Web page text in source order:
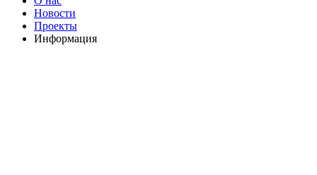
Новости
Проекты
Информация